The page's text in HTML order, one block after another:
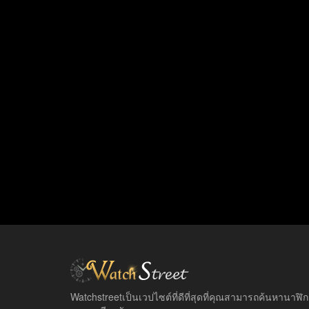
Watchstreetเป็นเวปไซต์ที่ดีที่สุดที่คุณสามารถค้นหานาฬิ